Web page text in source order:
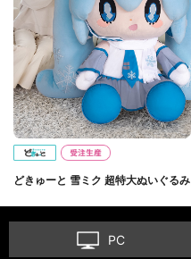
どきゅーと 雪ミク 超特大ぬいぐるみ
PC